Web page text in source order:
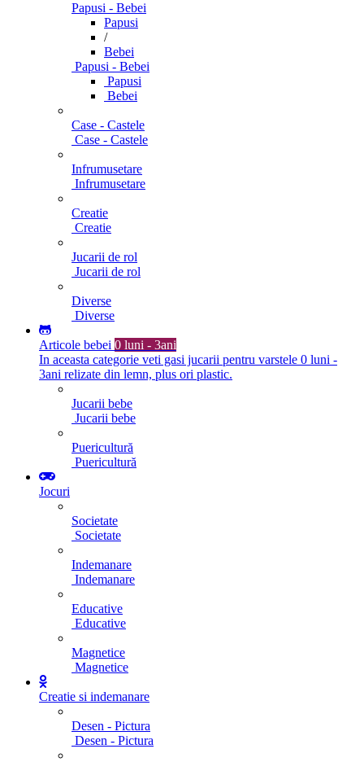
Papusi - Bebei
Papusi
/
Bebei
Papusi - Bebei
Papusi
Bebei
Case - Castele
Case - Castele
Infrumusetare
Infrumusetare
Creatie
Creatie
Jucarii de rol
Jucarii de rol
Diverse
Diverse
Articole bebei 0 luni - 3ani
In aceasta categorie veti gasi jucarii pentru varstele 0 luni -
3ani relizate din lemn, plus ori plastic.
Jucarii bebe
Jucarii bebe
Puericultură
Puericultură
Jocuri
Societate
Societate
Indemanare
Indemanare
Educative
Educative
Magnetice
Magnetice
Creatie si indemanare
Desen - Pictura
Desen - Pictura